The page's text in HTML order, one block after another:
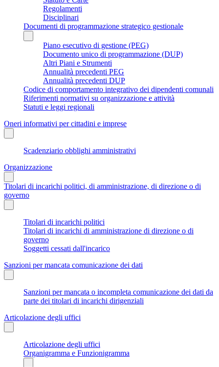
Regolamenti
Disciplinari
Documenti di programmazione strategico gestionale
Piano esecutivo di gestione (PEG)
Documento unico di programmazione (DUP)
Altri Piani e Strumenti
Annualità precedenti PEG
Annualità precedenti DUP
Codice di comportamento integrativo dei dipendenti comunali
Riferimenti normativi su organizzazione e attività
Statuti e leggi regionali
Oneri informativi per cittadini e imprese
Scadenziario obblighi amministrativi
Organizzazione
Titolari di incarichi politici, di amministrazione, di direzione o di
governo
Titolari di incarichi politici
Titolari di incarichi di amministrazione di direzione o di
governo
Soggetti cessati dall'incarico
Sanzioni per mancata comunicazione dei dati
Sanzioni per mancata o incompleta comunicazione dei dati da
parte dei titolari di incarichi dirigenziali
Articolazione degli uffici
Articolazione degli uffici
Organigramma e Funzionigramma